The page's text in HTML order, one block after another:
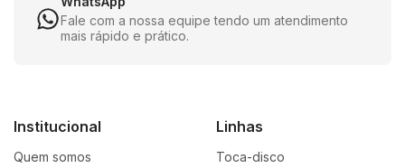
ControleStart & Stoppara o prato giratório, o toca-
desempenho, entregando uma reprodução sonora
estável e limpa. É a combinação perfeita entre
Fale com a nossa equipe tendo um atendimento
mais rápido e prático.
Institucional
Quem somos
Linhas
Toca-disco